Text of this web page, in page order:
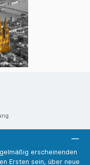
erscheinenden
Ersten sein, über neue